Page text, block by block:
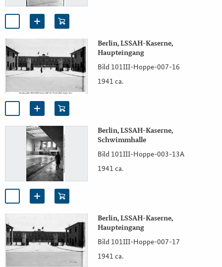
Berlin, LSSAH-Kaserne,
Haupteingang
Bild 101III-Hoppe-007-16
1941 ca.
Berlin, LSSAH-Kaserne,
Schwimmhalle
Bild 101III-Hoppe-003-13A
1941 ca.
Berlin, LSSAH-Kaserne,
Haupteingang
Bild 101III-Hoppe-007-17
1941 ca.